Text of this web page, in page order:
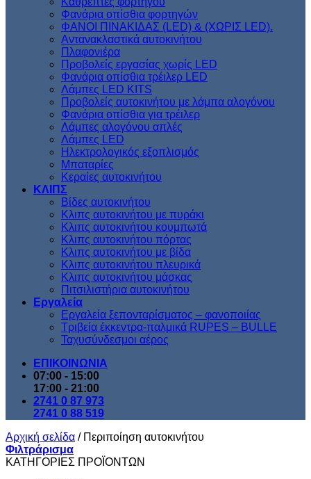
Φανάρια οπίσθια φορτηγών
ΦΑΝΟΙ ΠΙΝΑΚΙΔΑΣ (LED) & (XΩΡΙΣ LED).
Aντανακλαστικά αυτοκινήτου
Πλαφονιέρα
Προβολείς εργασίας χωρίς LED
Φανάρια οπίσθια τρέιλερ LED
Λάμπες LED KITS
Προβολείς αυτοκινήτου με λάμπα αλογόνου
Φανάρια οπίσθια για τρέιλερ
Λάμπες αλογόνου απλές
Λάμπες LED
Ηλεκτρολογικός εξοπλισμός
Μπαταρίες
Κεραίες αυτοκινήτου
ΚΛΙΠΣ
Βίδες αυτοκινήτου
Kλιπς αυτοκινήτου με πυράκι
Kλιπς αυτοκινήτου κουμπωτά
Κλιπς αυτοκινήτου πόρτας
Κλιπς αυτοκινήτου με βίδα
Kλιπς αυτοκινήτου πλευρικά
Kλιπς αυτοκινήτου μάσκας
Πιτσιλιστήρια αυτοκινήτου
Εργαλεία
Εργαλεία ξεπονταρίσματος – φανοποιίας
Τριβεία έκκεντρα-παλμικά RUPES – BULLE
Ταχυσύνδεσμοι αέρος
ΕΠΙΚΟΙΝΩΝΙΑ
07:00 - 15:00
17:00 - 21:00
2741 0 87 973
2741 0 88 519
Αρχική σελίδα /Περιποίηση αυτοκινήτου
Φιλτράρισμα
ΚΑΤΗΓΟΡΙΕΣ ΠΡΟΪΟΝΤΩΝ